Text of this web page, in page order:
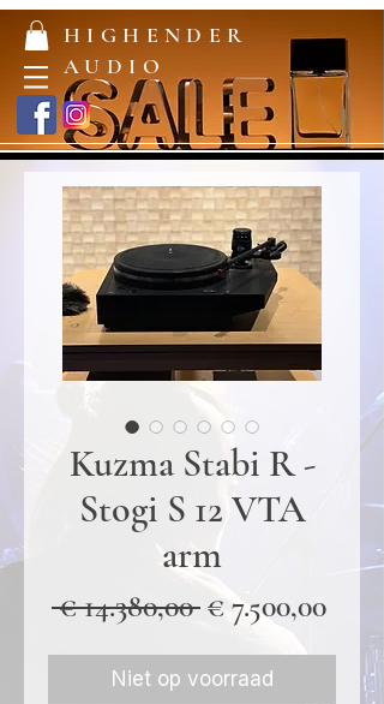
HIGHENDER
AUDIO
Kuzma Stabi R -
Stogi S 12 VTA
arm
€ 14.380,00 Normale
€ 7.500,00
Niet op voorraad